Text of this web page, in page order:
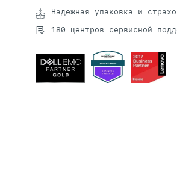
С 8 GPU
Надежная упаковка и
180 центров сервисной